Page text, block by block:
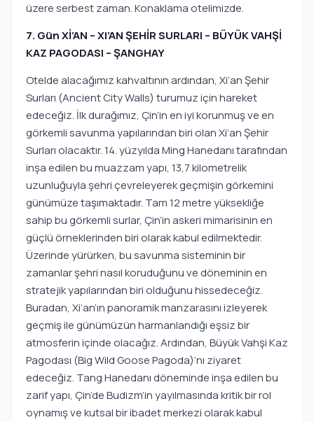
üzere serbest zaman. Konaklama otelimizde.
7. Gün Xİ’AN – XI’AN ŞEHİR SURLARI – BÜYÜK VAHŞİ
KAZ PAGODASI – ŞANGHAY
Otelde alacağımız kahvaltının ardından, Xi’an Şehir
Surları (Ancient City Walls) turumuz için hareket
edeceğiz. İlk durağımız, Çin’in en iyi korunmuş ve en
görkemli savunma yapılarından biri olan Xi’an Şehir
Surları olacaktır. 14. yüzyılda Ming Hanedanı tarafından
inşa edilen bu muazzam yapı, 13,7 kilometrelik
uzunluğuyla şehri çevreleyerek geçmişin görkemini
günümüze taşımaktadır. Tam 12 metre yüksekliğe
sahip bu görkemli surlar, Çin’in askeri mimarisinin en
güçlü örneklerinden biri olarak kabul edilmektedir.
Üzerinde yürürken, bu savunma sisteminin bir
zamanlar şehri nasıl koruduğunu ve döneminin en
stratejik yapılarından biri olduğunu hissedeceğiz.
Buradan, Xi’an’ın panoramik manzarasını izleyerek
geçmiş ile günümüzün harmanlandığı eşsiz bir
atmosferin içinde olacağız. Ardından, Büyük Vahşi Kaz
Pagodası (Big Wild Goose Pagoda)’nı ziyaret
edeceğiz. Tang Hanedanı döneminde inşa edilen bu
zarif yapı, Çin’de Budizm’in yayılmasında kritik bir rol
oynamış ve kutsal bir ibadet merkezi olarak kabul